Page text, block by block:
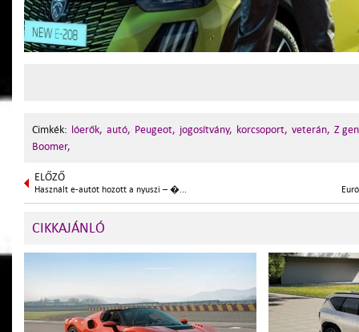
Cimkék: lóerők, autó, Peugeot, jogosítvány, korcsoport, veterán, Z
Boomer,
ELŐZŐ
Használt e-autót hozott a nyuszi – �...
CIKKAJÁNLÓ